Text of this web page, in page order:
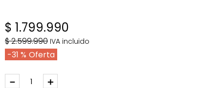
$ 1.799.990
$2.599.990 IVA incluido
31 %
＋
－